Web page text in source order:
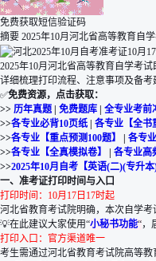
免费获取短信验证码
摘要 2025年10月河北省高等教育自
2025年10月河北省高等教育自学考
详细梳理打印流程、注意事项及备考
✅免费资源，点击获取：
>> 历年真题 免费题库
全专业考前
>>各专业必背10页纸
各专业【全书
>>各专业【重点预测100题】
各专
>>各专业【全真模拟卷】
各专业高
>>2025年10月自考【英语(二)(专升
一、准考证打印时间与入口
打印时间：10月17日17时起
河北省教育考试院明确，本次自学
💡在此建议大家使用“小秘书功能“，
打印入口：官方渠道唯一
考生需通过河北省教育考试院高等教